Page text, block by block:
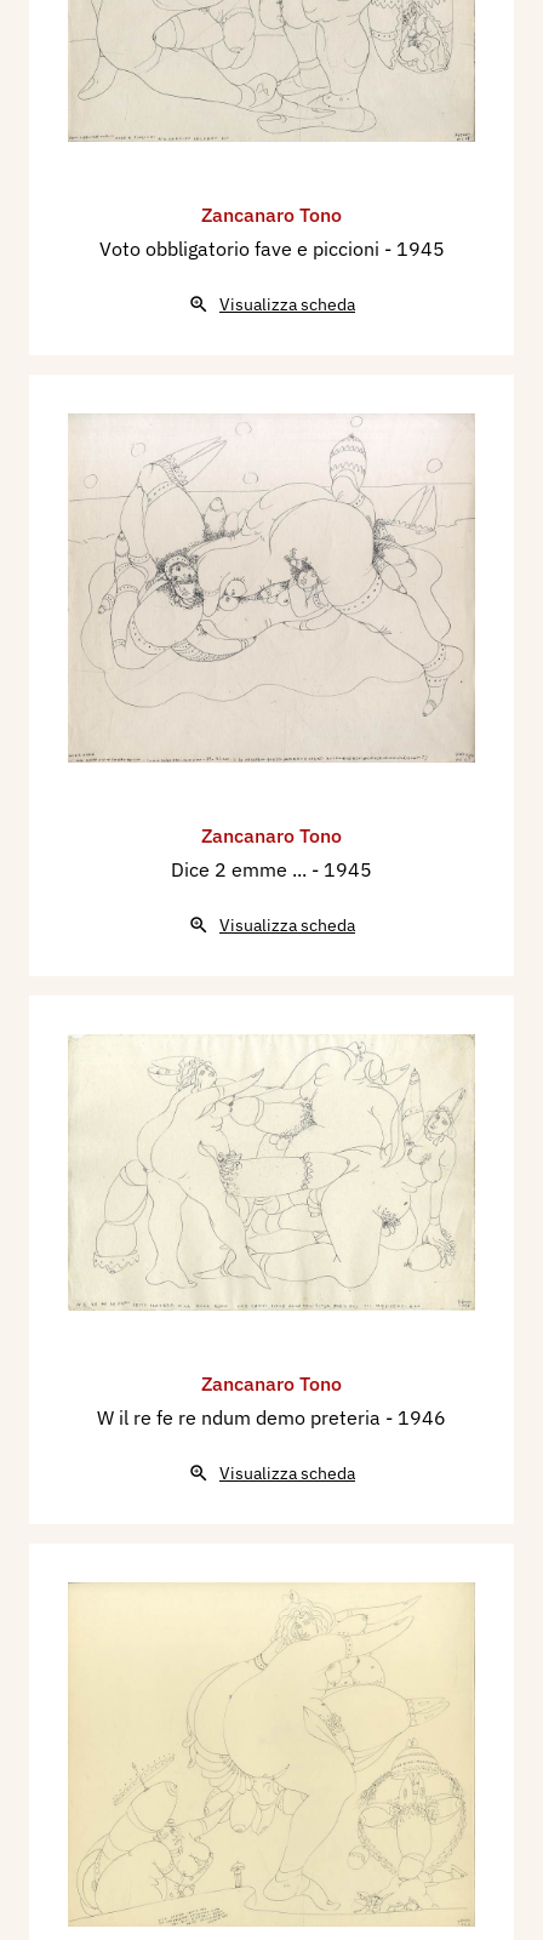
Zancanaro Tono
Voto obbligatorio fave e piccioni - 1945
Visualizza scheda
Zancanaro Tono
Dice 2 emme ... - 1945
Visualizza scheda
Zancanaro Tono
W il re fe re ndum demo preteria - 1946
Visualizza scheda